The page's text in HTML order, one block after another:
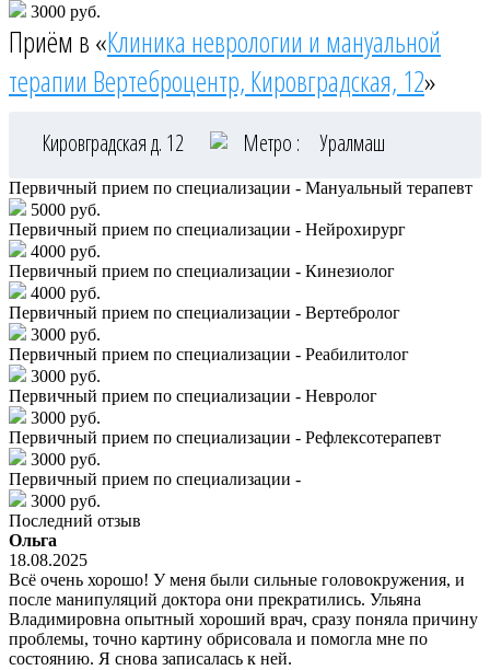
3000 руб.
Приём в «Клиника неврологии и мануальной
терапии Вертеброцентр, Кировградская, 12»
Кировградская д. 12 Метро : Уралмаш
Первичный прием по специализации - Мануальный терапевт
5000 руб.
Первичный прием по специализации - Нейрохирург
4000 руб.
Первичный прием по специализации - Кинезиолог
4000 руб.
Первичный прием по специализации - Вертебролог
3000 руб.
Первичный прием по специализации - Реабилитолог
3000 руб.
Первичный прием по специализации - Невролог
3000 руб.
Первичный прием по специализации - Рефлексотерапевт
3000 руб.
Первичный прием по специализации -
3000 руб.
Последний отзыв
Ольга
18.08.2025
Всё очень хорошо! У меня были сильные головокружения, и
после манипуляций доктора они прекратились. Ульяна
Владимировна опытный хороший врач, сразу поняла причину
проблемы, точно картину обрисовала и помогла мне по
состоянию. Я снова записалась к ней.